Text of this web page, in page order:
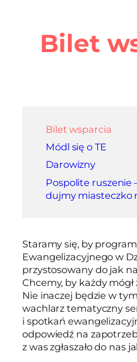
Bilet
Bilet wsparcia
Módl się o TE
Darowizny
Pospolite ruszenie
dujmy miasteczko
Staramy się, by
Ewangelizacyjnego w
przystosowany do jak
Chcemy, by każdy mógł
Nie inaczej będzie w
wachlarz tematyczny
i spotkań
odpowiedź na
z was zgłaszało do nas